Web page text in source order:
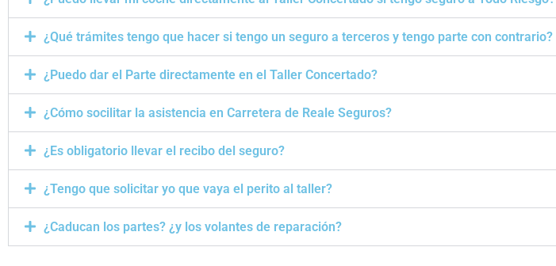
¿Qué trámites tengo que hacer si tengo un seguro a terceros y tengo parte con contrario?
¿Puedo dar el Parte directamente en el Taller Concertado?
¿Cómo socilitar la asistencia en Carretera de Reale Seguros?
¿Es obligatorio llevar el recibo del seguro?
¿Tengo que solicitar yo que vaya el perito al taller?
¿Caducan los partes? ¿y los volantes de reparación?